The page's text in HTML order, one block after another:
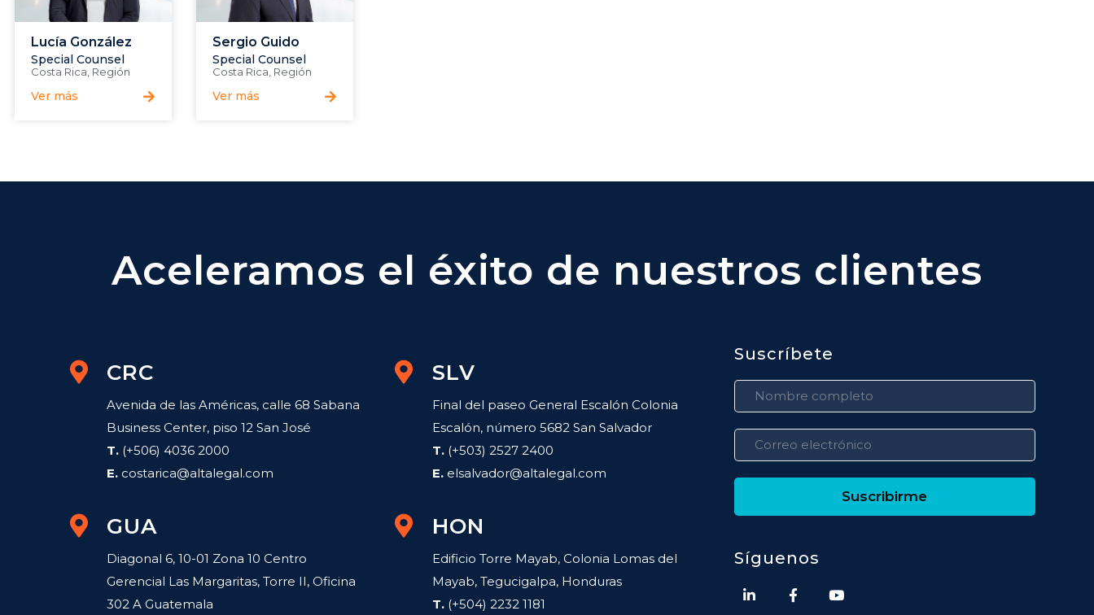
Lucía González
Special Counsel
Costa Rica Región
Ver más
Sergio Guido
Special Counsel
Costa Rica Región
Ver más
Aceleramos el éxito de nuestros clientes
CRC
Avenida de las Américas, calle 68 Sabana
Business Center, piso 12 San José
T. (+506) 4036 2000
E. costarica@altalegal.com
GUA
Diagonal 6, 10-01 Zona 10 Centro
Gerencial Las Margaritas, Torre II, Oficina
302 A Guatemala
SLV
Final del paseo General Escalón Colonia
Escalón, número 5682 San Salvador
T.(+503) 2527 2400
E.elsalvador@altalegal.com
HON
Edificio Torre Mayab, Colonia Lomas del
Mayab, Tegucigalpa, Honduras
T.(+504) 2232 1181
Suscríbete
Suscribirme
Síguenos